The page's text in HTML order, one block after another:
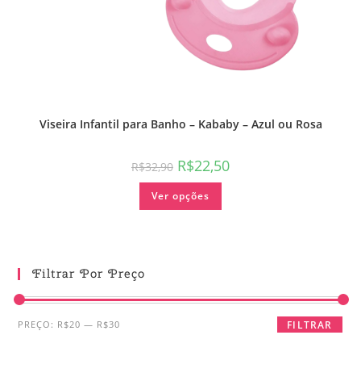
Viseira Infantil para Banho – Kababy – Azul ou Rosa
R$32,90 R$22,50
Ver opções
Filtrar Por Preço
FILTRAR
PREÇO: R$20 — R$30